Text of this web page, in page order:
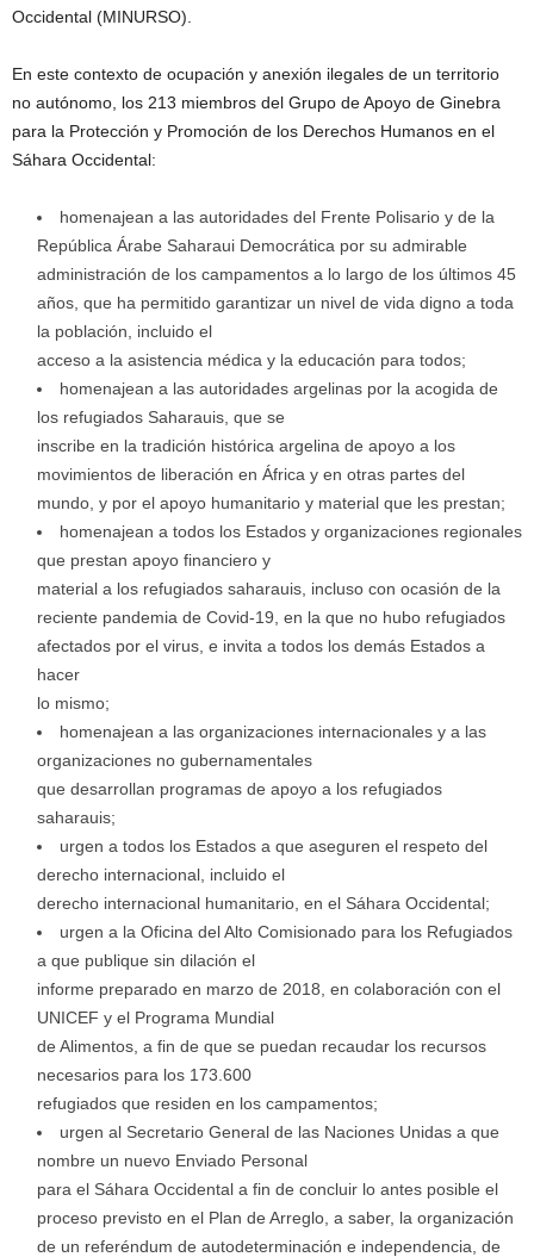
Occidental (MINURSO).
En este contexto de ocupación y anexión ilegales de un territorio
no autónomo, los 213 miembros del Grupo de Apoyo de Ginebra
para la Protección y Promoción de los Derechos Humanos en el
Sáhara Occidental:
homenajean a las autoridades del Frente Polisario y de la
República Árabe Saharaui Democrática por su admirable
administración de los campamentos a lo largo de los últimos 45
años, que ha permitido garantizar un nivel de vida digno a toda
la población, incluido el
acceso a la asistencia médica y la educación para todos;
homenajean a las autoridades argelinas por la acogida de
los refugiados Saharauis, que se
inscribe en la tradición histórica argelina de apoyo a los
movimientos de liberación en África y en otras partes del
mundo, y por el apoyo humanitario y material que les prestan;
homenajean a todos los Estados y organizaciones regionales
que prestan apoyo financiero y
material a los refugiados saharauis, incluso con ocasión de la
reciente pandemia de Covid-19, en la que no hubo refugiados
afectados por el virus, e invita a todos los demás Estados a
hacer
lo mismo;
homenajean a las organizaciones internacionales y a las
organizaciones no gubernamentales
que desarrollan programas de apoyo a los refugiados
saharauis;
urgen a todos los Estados a que aseguren el respeto del
derecho internacional, incluido el
derecho internacional humanitario, en el Sáhara Occidental;
urgen a la Oficina del Alto Comisionado para los Refugiados
a que publique sin dilación el
informe preparado en marzo de 2018, en colaboración con el
UNICEF y el Programa Mundial
de Alimentos, a fin de que se puedan recaudar los recursos
necesarios para los 173.600
refugiados que residen en los campamentos;
urgen al Secretario General de las Naciones Unidas a que
nombre un nuevo Enviado Personal
para el Sáhara Occidental a fin de concluir lo antes posible el
proceso previsto en el Plan de Arreglo, a saber, la organización
de un referéndum de autodeterminación e independencia, de